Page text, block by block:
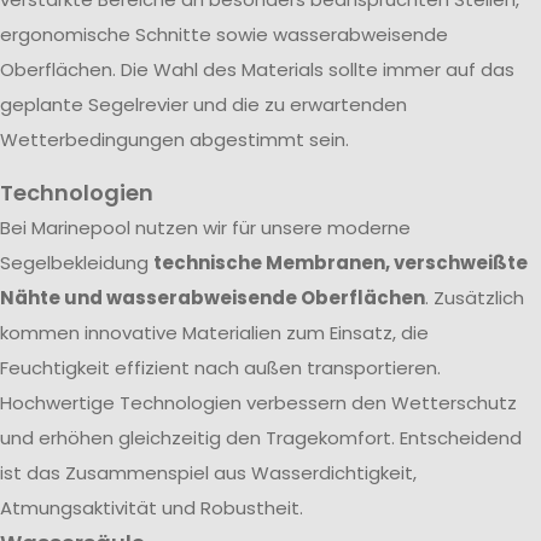
ergonomische Schnitte sowie wasserabweisende
Oberflächen. Die Wahl des Materials sollte immer auf das
geplante Segelrevier und die zu erwartenden
Wetterbedingungen abgestimmt sein.
Technologien
Bei Marinepool nutzen wir für unsere moderne
Segelbekleidung technische Membranen, verschweißte
Nähte und wasserabweisende Oberflächen. Zusätzlich
kommen innovative Materialien zum Einsatz, die
Feuchtigkeit effizient nach außen transportieren.
Hochwertige Technologien verbessern den Wetterschutz
und erhöhen gleichzeitig den Tragekomfort. Entscheidend
ist das Zusammenspiel aus Wasserdichtigkeit,
Atmungsaktivität und Robustheit.